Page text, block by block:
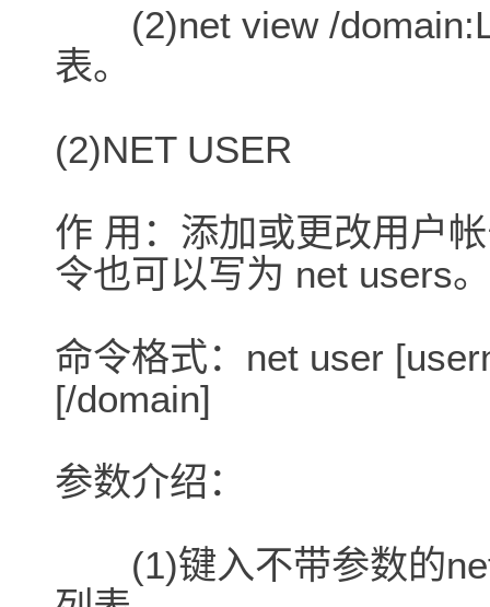
(2)net view /
表。
(2)NET USER
作 用：添加或更改用户
令也可以写为 net users。
命令格式：net user
[/domain]
参数介绍：
(1)键入不带参数的net